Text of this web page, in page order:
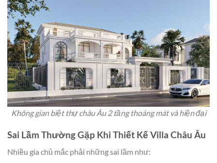
Không gian biệt thự châu Âu 2 tầng thoáng mát và hiện đại
Sai Lầm Thường Gặp Khi Thiết Kế Villa Châu Âu
Nhiều gia chủ mắc phải những sai lầm như: